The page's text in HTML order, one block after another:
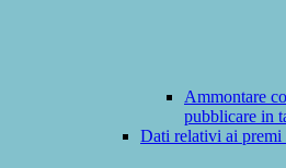
Ammontare
pubblicare in
Dati relativi ai premi